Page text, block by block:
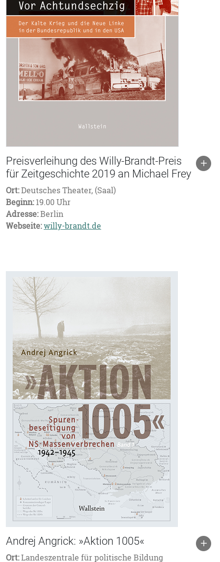
Preisverleihung des Willy-Brandt-Preis
für Zeitgeschichte 2019 an Michael Frey
Ort:Deutsches Theater, (Saal)
Beginn:19.00 Uhr
Adresse:Berlin
Webseite:willy-brandt.de
Andrej Angrick: »Aktion 1005«
Ort:Landeszentrale für politische Bildung